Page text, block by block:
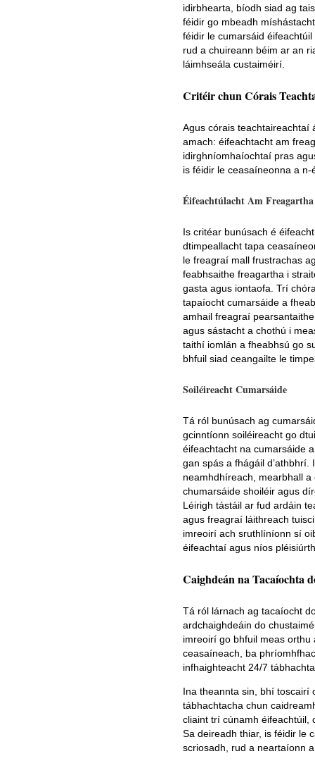
idirbhearta, bíodh siad ag
féidir go mbeadh
féidir le cumarsáid
rud a chuireann béim ar an
láimhseála custaiméirí.
Critéir chun Córais
Agus córais teachtaireachtaí
amach: éifeachtacht am
idirghníomhaíochtaí pras
is féidir le ceasaíneonna a
Éifeachtúlacht Am Freagartha
Is critéar bunúsach é
dtimpeallacht tapa
le freagraí mall frustrachas
feabhsaithe freagartha i
gasta agus iontaofa. Trí
tapaíocht cumarsáide a
amhail freagraí
agus sástacht a chothú i
taithí iomlán a fheabhsú go
bhfuil siad ceangailte le
Soiléireacht Cumarsáide
Tá ról bunúsach ag
gcinntíonn soiléireacht go
éifeachtacht na cumarsáide
gan spás a fhágáil
neamhdhíreach, mearbhall
chumarsáide shoiléir agus
Léirigh tástáil ar fud ardáin
agus freagraí láithreach
imreoirí ach sruthlíníonn sí
éifeachtaí agus níos
Caighdeán na Tacaíochta
Tá ról lárnach ag tacaíocht
ardchaighdeáin do
imreoirí go bhfuil meas
ceasaíneach, ba
infhaighteacht 24/7
Ina theannta sin, bhí toscairí
tábhachtacha chun
cliaint trí cúnamh éifeachtúil,
Sa deireadh thiar, is féidir le
scriosadh, rud a neartaíonn